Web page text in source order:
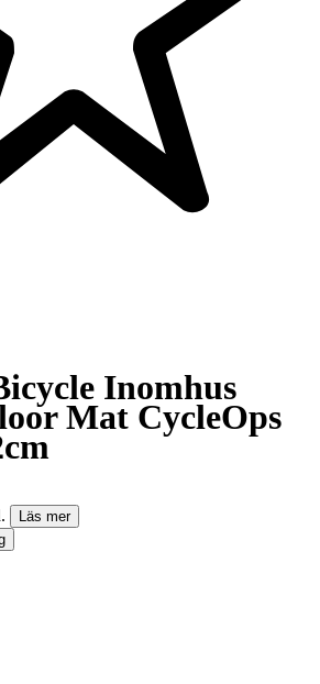
Inomhus
Mat CycleOps
Läs mer